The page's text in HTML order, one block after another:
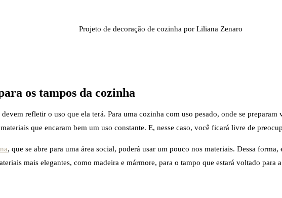
Projeto de decoração de cozinha por Liliana Zenaro
os tampos da cozinha
refletir o uso que ela terá. Para uma cozinha com uso pesado, onde se
que encaram bem um uso constante. E, nesse caso, você ficará livre de
, que se abre para uma área social, poderá usar um pouco nos materiais. Dessa
mais elegantes, como madeira e mármore, para o tampo que estará voltado para a